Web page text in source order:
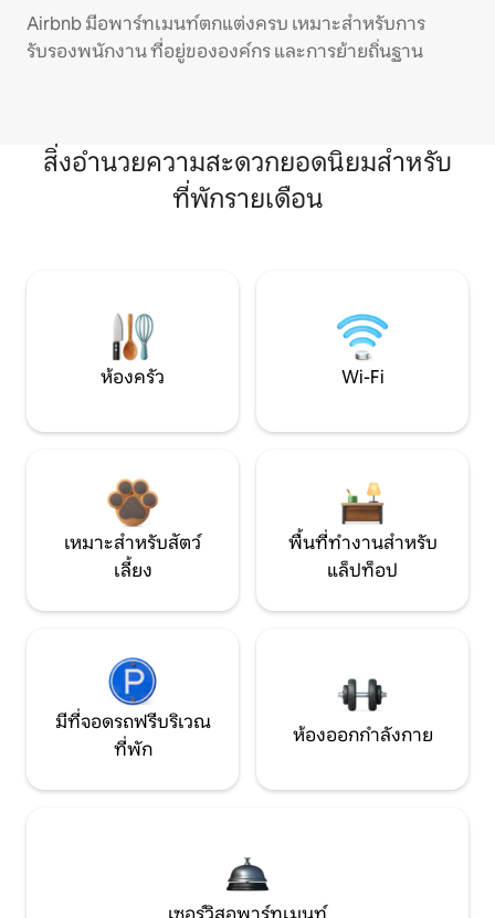
Airbnb มีอพาร์ทเมนท์ตกแต่งครบ เหมาะสำหรับการ
รับรองพนักงาน ที่อยู่ขององค์กร และการย้ายถิ่นฐาน
สิ่งอำนวยความสะดวกยอดนิยมสำหรับ
ที่พักรายเดือน
ห้องครัว Wi-Fi
เหมาะสำหรับสัตว์
เลี้ยง
พื้นที่ทำงานสำหรับ
แล็ปท็อป
มีที่จอดรถฟรีบริเวณ
ที่พัก
ห้องออกกำลังกาย